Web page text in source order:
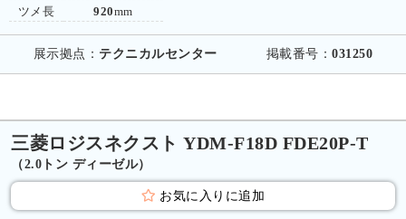
ツメ長
920mm
展示拠点： テクニカルセンター 掲載番号：031250
三菱ロジスネクスト YDM-F18D FDE20P-T
（2.0トン ディーゼル）
お気に入りに追加